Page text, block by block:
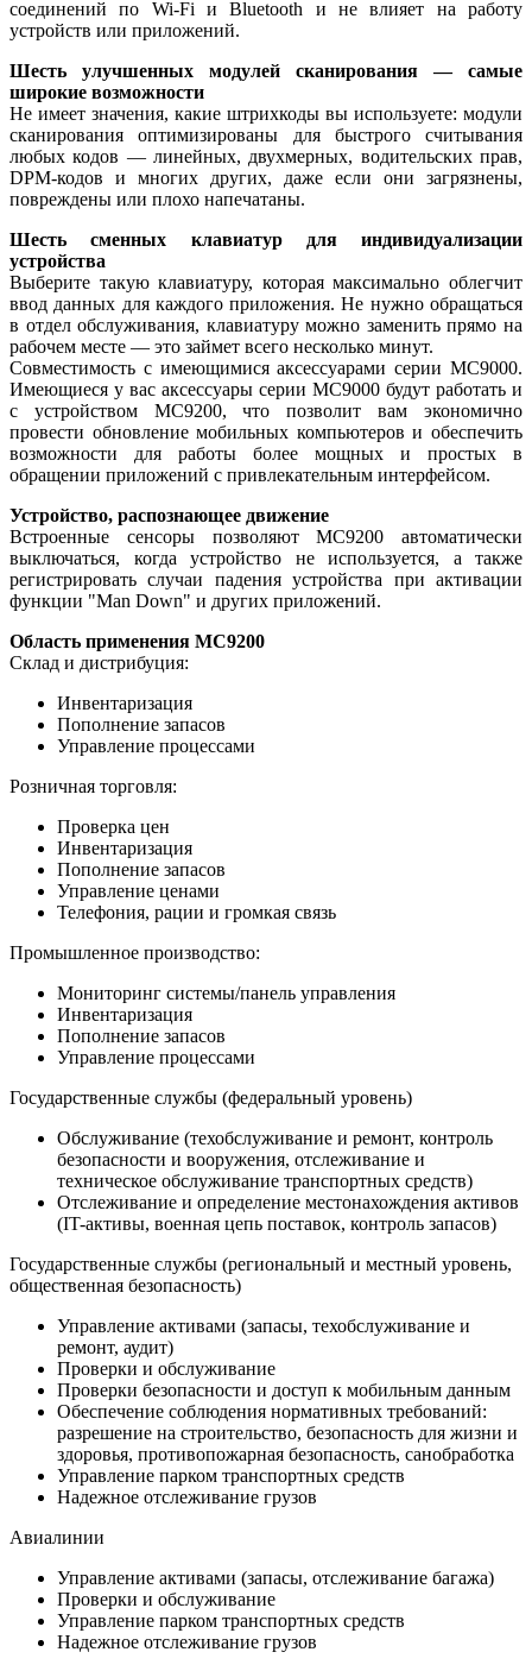
соединений по Wi-Fi и Bluetooth и не влияет на работу
устройств или приложений.
Шесть улучшенных модулей сканирования — самые
широкие возможности
Не имеет значения, какие штрихкоды вы используете: модули
сканирования оптимизированы для быстрого считывания
любых кодов — линейных, двухмерных, водительских прав,
DPM-кодов и многих других, даже если они загрязнены,
повреждены или плохо напечатаны.
Шесть сменных клавиатур для индивидуализации
устройства
Выберите такую клавиатуру, которая максимально облегчит
ввод данных для каждого приложения. Не нужно обращаться
в отдел обслуживания, клавиатуру можно заменить прямо на
рабочем месте — это займет всего несколько минут.
Совместимость с имеющимися аксессуарами серии MC9000.
Имеющиеся у вас аксессуары серии MC9000 будут работать и
с устройством MC9200, что позволит вам экономично
провести обновление мобильных компьютеров и обеспечить
возможности для работы более мощных и простых в
обращении приложений с привлекательным интерфейсом.
Устройство, распознающее движение
Встроенные сенсоры позволяют MC9200 автоматически
выключаться, когда устройство не используется, а также
регистрировать случаи падения устройства при активации
функции "Man Down" и других приложений.
Область применения MC9200
Склад и дистрибуция:
Инвентаризация
Пополнение запасов
Управление процессами
Розничная торговля:
Проверка цен
Инвентаризация
Пополнение запасов
Управление ценами
Телефония, рации и громкая связь
Промышленное производство:
Мониторинг системы/панель управления
Инвентаризация
Пополнение запасов
Управление процессами
Государственные службы (федеральный уровень)
Обслуживание (техобслуживание и ремонт, контроль
безопасности и вооружения, отслеживание и
техническое обслуживание транспортных средств)
Отслеживание и определение местонахождения активов
(IT-активы, военная цепь поставок, контроль запасов)
Государственные службы (региональный и местный уровень,
общественная безопасность)
Управление активами (запасы, техобслуживание и
ремонт, аудит)
Проверки и обслуживание
Проверки безопасности и доступ к мобильным данным
Обеспечение соблюдения нормативных требований:
разрешение на строительство, безопасность для жизни и
здоровья, противопожарная безопасность, санобработка
Управление парком транспортных средств
Надежное отслеживание грузов
Авиалинии
Управление активами (запасы, отслеживание багажа)
Проверки и обслуживание
Управление парком транспортных средств
Надежное отслеживание грузов